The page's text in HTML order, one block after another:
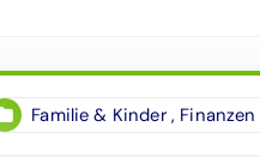
Familie & Kinder, Finanzen